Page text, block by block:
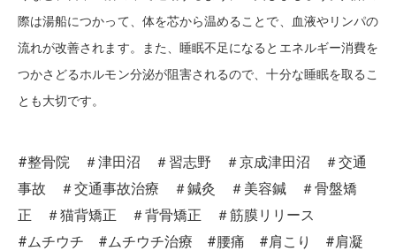
際は湯船につかって、体を芯から温めることで、血液やリンパの
流れが改善されます。また、睡眠不足になるとエネルギー消費を
つかさどるホルモン分泌が阻害されるので、十分な睡眠を取るこ
とも大切です。
#整骨院 ＃津田沼 ＃習志野 ＃京成津田沼 ＃交通
事故 ＃交通事故治療 ＃鍼灸 ＃美容鍼 ＃骨盤矯
正 ＃猫背矯正 ＃背骨矯正 ＃筋膜リリース
#ムチウチ #ムチウチ治療 #腰痛 #肩こり #肩凝